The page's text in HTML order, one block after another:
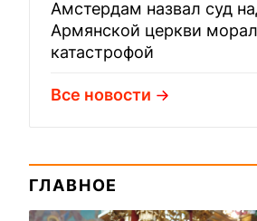
Амстердам назвал суд
Армянской церкви
катастрофой
Все новости
ГЛАВНОЕ